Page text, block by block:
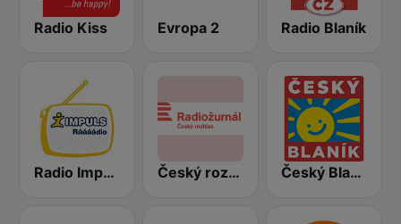
Radio Kiss Evropa 2 Radio Blaník
Radio Impuls Český rozhlas Radiožurnál Český Blaník